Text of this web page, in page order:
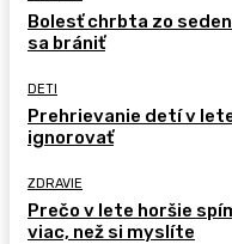
Bolesť chrbta zo
sa brániť
DETI
Prehrievanie detí v
ignorovať
ZDRAVIE
Prečo v lete horšie
viac, než si myslíte